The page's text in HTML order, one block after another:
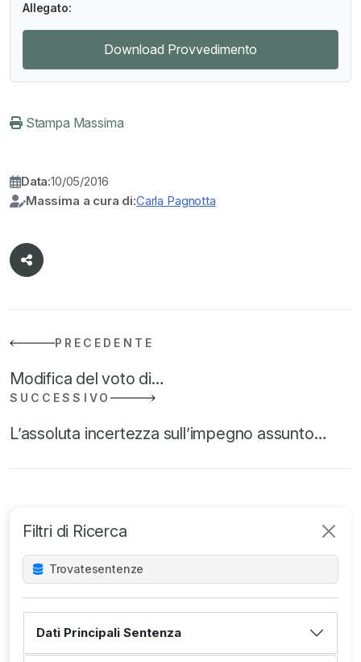
Allegato:
Download Provvedimento
Stampa Massima
Data:10/05/2016
Massima a cura di:Carla Pagnotta
PRECEDENTE
Modifica del voto di…
SUCCESSIVO
L’assoluta incertezza sull’impegno assunto…
Filtri di Ricerca
Trovatesentenze
Dati Principali Sentenza